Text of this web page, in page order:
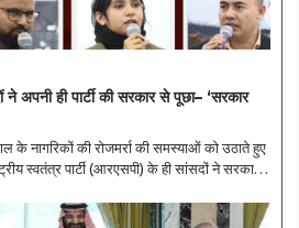
अपनी ही पार्टी की सरकार से पूछा– ‘सरकार
के नागरिकों की रोजमर्रा की समस्याओं को उठाते हुए
स्वतंत्र पार्टी (आरएसपी) के ही सांसदों ने सरकार